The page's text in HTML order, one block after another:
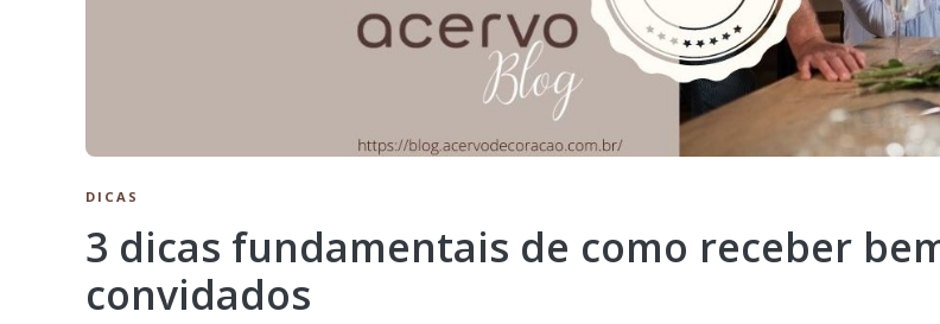
DICAS
3 dicas fundamentais de como receber
convidados